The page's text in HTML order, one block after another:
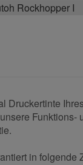
Rockhopper I
in folgende